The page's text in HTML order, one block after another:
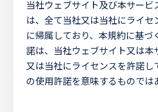
当社ウェブサイト及び本サー
は、全て当社又は当社にライ
に帰属しており、本規約に基
諾は、当社ウェブサイト又は
又は当社にライセンスを許諾
の使用許諾を意味するものでは